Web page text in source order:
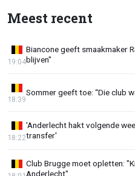
Meest recent
Biancone geeft smaakmaker
blijven"
19:04
Sommer geeft toe: “Die club
18:39
'Anderlecht hakt volgende
transfer'
18:22
Club Brugge moet opletten:
Anderlecht"